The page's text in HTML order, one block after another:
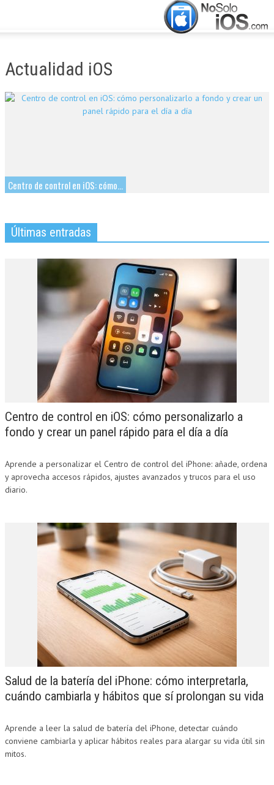
ACTUALIDAD
Actualidad iOS
Centro de control en iOS: cómo...
Últimas entradas
Centro de control en iOS: cómo personalizarlo a
fondo y crear un panel rápido para el día a día
Aprende a personalizar el Centro de control del iPhone: añade, ordena
y aprovecha accesos rápidos, ajustes avanzados y trucos para el uso
diario.
Salud de la batería del iPhone: cómo interpretarla,
cuándo cambiarla y hábitos que sí prolongan su vida
Aprende a leer la salud de batería del iPhone, detectar cuándo
conviene cambiarla y aplicar hábitos reales para alargar su vida útil sin
mitos.